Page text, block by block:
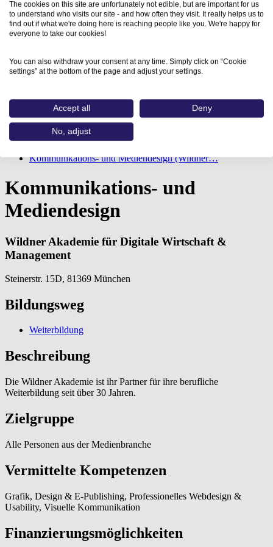
Home
Kommunikations- und Mediendesign (Wildner…
Kommunikations- und
Mediendesign
Wildner Akademie für Digitale Wirtschaft &
Management
Steinerstr. 15D, 81369 München
Bildungsweg
Weiterbildung
Beschreibung
Die Wildner Akademie ist ihr Partner für ihre berufliche
Weiterbildung seit über 30 Jahren.
Zielgruppe
Alle Personen aus der Medienbranche
Vermittelte Kompetenzen
Grafik, Design & E-Publishing, Professionelles Webdesign &
Usability, Visuelle Kommunikation
Finanzierungsmöglichkeiten
The cookies on this site are unfortunately not edible, but are important for us
to understand who visits our site - and how often they visit. It really helps us to
find out if what we're doing here is reaching people like you. We're happy for
everyone to take our cookies!
You can also withdraw your consent at any time. Simply click on “Cookie
settings” at the bottom of the page and adjust your settings.
Accept all Deny
No, adjust